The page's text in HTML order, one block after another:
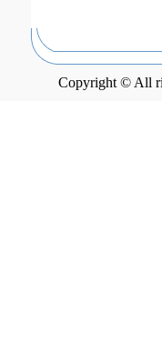
Copyright © All